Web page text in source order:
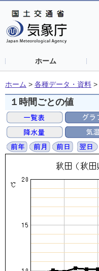
ホーム
ホーム > 各種データ・資料 >
１時間ごとの値